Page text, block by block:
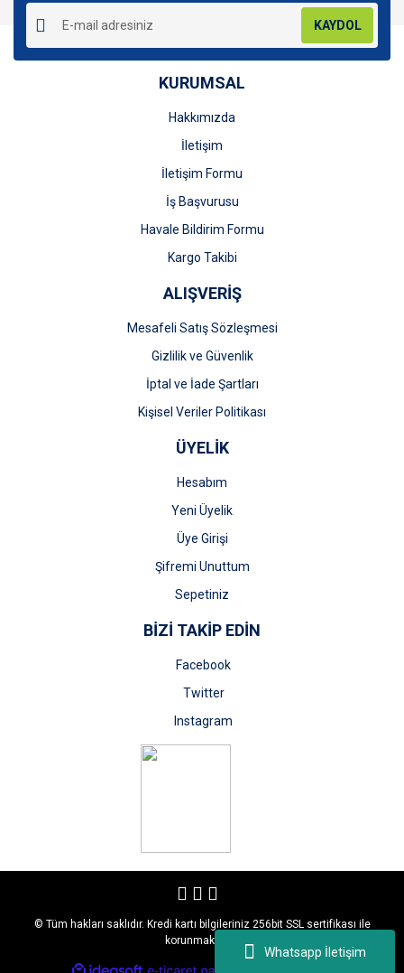
Whatsapp İletişim
Ürün resmi kalitesiz, bozuk veya görüntülenemiyor.
Ürün açıklamasında eksik bilgiler bulunuyor.
Ürün bilgilerinde hatalar bulunuyor.
Ürün fiyatı diğer sitelerden daha pahalı.
Gönder
KAYDOL
KURUMSAL
Hakkımızda
İletişim
İletişim Formu
İş Başvurusu
Havale Bildirim Formu
Kargo Takibi
ALIŞVERİŞ
Mesafeli Satış Sözleşmesi
Gizlilik ve Güvenlik
İptal ve İade Şartları
Kişisel Veriler Politikası
ÜYELİK
Hesabım
Yeni Üyelik
Üye Girişi
Şifremi Unuttum
Sepetiniz
BİZİ TAKİP EDİN
Facebook
Twitter
Instagram
© Tüm hakları saklıdır. Kredi kartı bilgileriniz 256bit SSL sertifikası ile
korunmaktadır.